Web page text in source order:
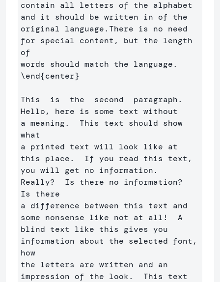
contain all letters of the alphabet
and it should be written in of the
original language.There is no need
for special content, but the length
of
\end{center}
This  is  the  second  paragraph.
Hello, here is some text without
a meaning.  This text should show
what
a printed text will look like at
this place.  If you read this text,
you will get no information.
Really?  Is there no information?
Is there
a difference between this text and
some nonsense like not at all!  A
blind text like this gives you
information about the selected font,
how
the letters are written and an
impression of the look.  This text